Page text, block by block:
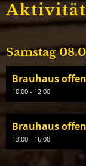
Samstag
Brauhaus
10:00 - 12:00
Brauhaus
13:00 - 16:00